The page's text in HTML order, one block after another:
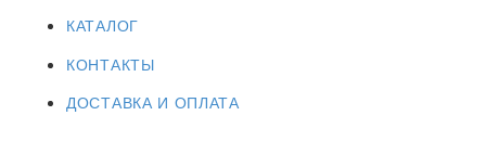
КАТАЛОГ
КОНТАКТЫ
ДОСТАВКА И ОПЛАТА